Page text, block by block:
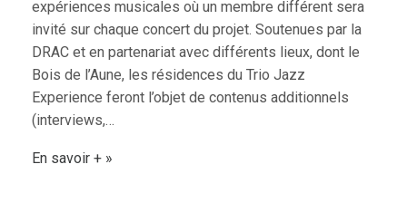
expériences musicales où un membre différent sera
invité sur chaque concert du projet. Soutenues par la
DRAC et en partenariat avec différents lieux, dont le
Bois de l’Aune, les résidences du Trio Jazz
Experience feront l’objet de contenus additionnels
(interviews,…
En savoir +